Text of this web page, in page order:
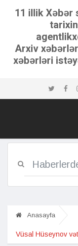
11 illik Xəbər
Arxiv
xəbərləri
Anasayfa
Vüsal Hüseynov